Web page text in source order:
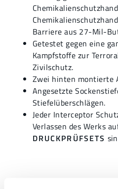
Barriere aus 27-Mil-
Getestet gegen eine
Kampfstoffe zur
Zivilschutz.
Zwei hinten montierte
Angesetzte
Stiefelüberschlägen.
Jeder Interceptor
Verlassen des Werks
DRUCKPRÜFSETS